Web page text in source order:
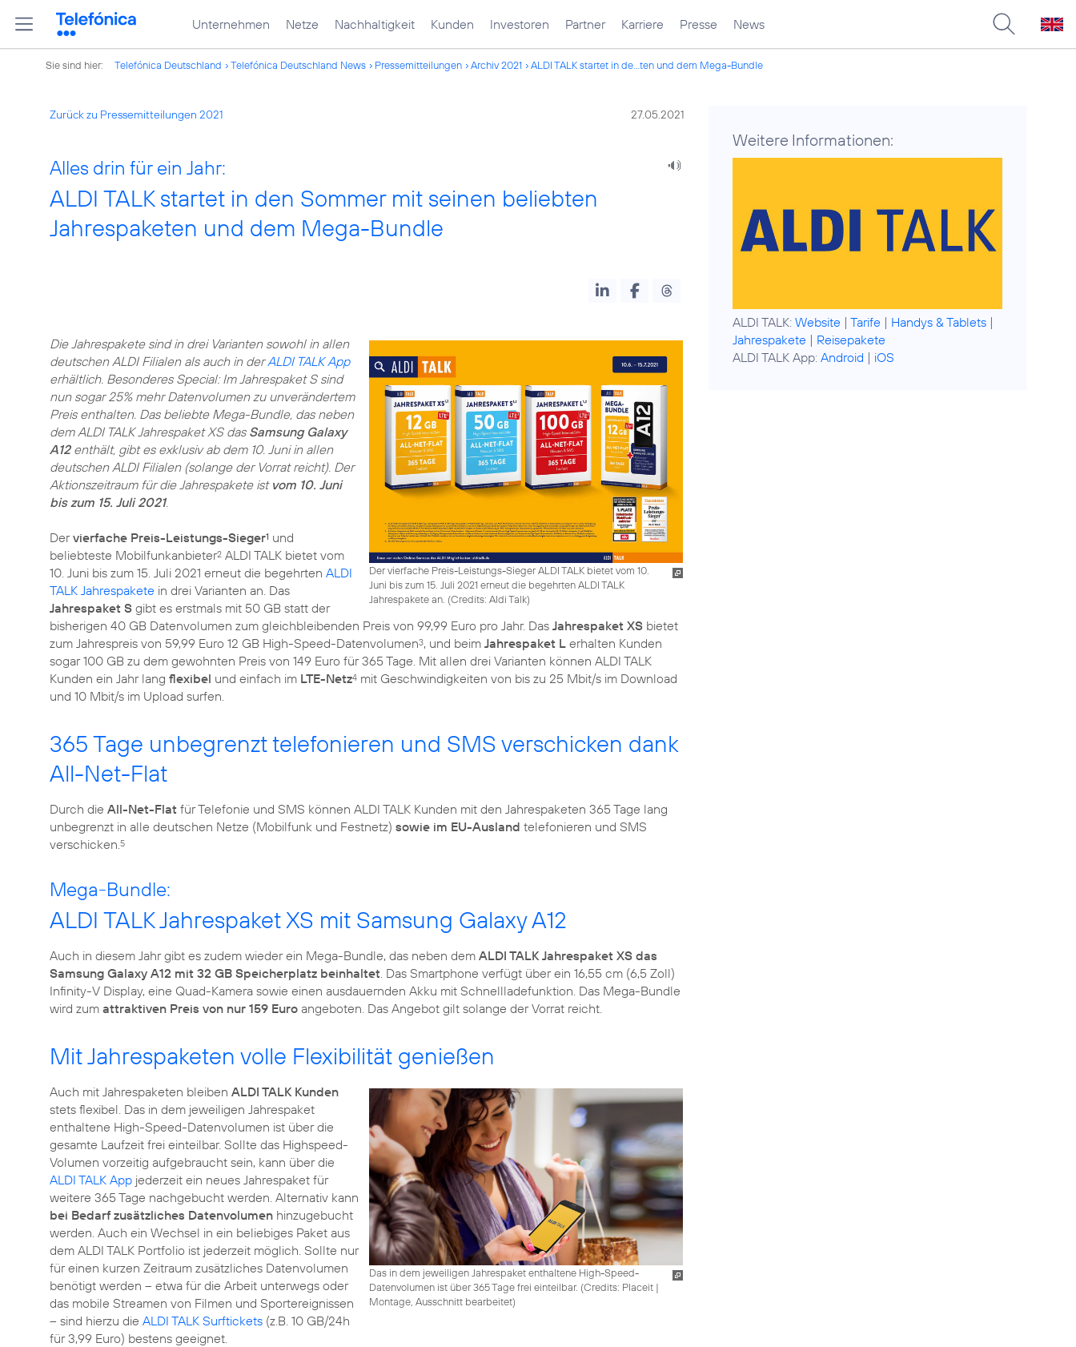
Unternehmen Netze Nachhaltigkeit Kunden Investoren Partner Karriere Presse News
Sie sind hier: Telefónica Deutschland Telefónica Deutschland News Pressemitteilungen Archiv 2021 ALDI TALK startet in de...ten und dem Mega-Bundle
Zurück zu Pressemitteilungen 2021 27.05.2021
Alles drin für ein Jahr:
ALDI TALK startet in den Sommer mit seinen beliebten
Jahrespaketen und dem Mega-Bundle
Der vierfache Preis-Leistungs-Sieger ALDI TALK bietet vom 10.
Juni bis zum 15. Juli 2021 erneut die begehrten ALDI TALK
Jahrespakete an. (Credits: Aldi Talk)
Die Jahrespakete sind in drei Varianten sowohl in allen
deutschen ALDI Filialen als auch in derALDI TALK App
erhältlich. Besonderes Special: Im Jahrespaket S sind
nun sogar 25% mehr Datenvolumen zu unverändertem
Preis enthalten. Das beliebte Mega-Bundle, das neben
dem ALDI TALK Jahrespaket XS das Samsung Galaxy
A12enthält, gibt es exklusiv ab dem 10. Juni in allen
deutschen ALDI Filialen (solange der Vorrat reicht). Der
Aktionszeitraum für die Jahrespakete ist vom 10. Juni
bis zum 15. Juli 2021.
Dervierfache Preis-Leistungs-Sieger1 und
beliebteste Mobilfunkanbieter2 ALDI TALK bietet vom
10. Juni bis zum 15. Juli 2021 erneut die begehrten ALDI
TALK Jahrespakete in drei Varianten an. Das
Jahrespaket S gibt es erstmals mit 50 GB statt der
bisherigen 40 GB Datenvolumen zum gleichbleibenden Preis von 99,99 Euro pro Jahr. Das Jahrespaket XS bietet
zum Jahrespreis von 59,99 Euro 12 GB High-Speed-Datenvolumen3, und beim Jahrespaket L erhalten Kunden
sogar 100 GB zu dem gewohnten Preis von 149 Euro für 365 Tage. Mit allen drei Varianten können ALDI TALK
Kunden ein Jahr lang flexibel und einfach im LTE-Netz4 mit Geschwindigkeiten von bis zu 25 Mbit/s im Download
und 10 Mbit/s im Upload surfen.
365 Tage unbegrenzt telefonieren und SMS verschicken dank
All-Net-Flat
Durch die All-Net-Flat für Telefonie und SMS können ALDI TALK Kunden mit den Jahrespaketen 365 Tage lang
unbegrenzt in alle deutschen Netze (Mobilfunk und Festnetz) sowie im EU-Ausland telefonieren und SMS
verschicken.5
Mega-Bundle:
ALDI TALK Jahrespaket XS mit Samsung Galaxy A12
Auch in diesem Jahr gibt es zudem wieder ein Mega-Bundle, das neben dem ALDI TALK Jahrespaket XS das
Samsung Galaxy A12 mit 32 GB Speicherplatz beinhaltet. Das Smartphone verfügt über ein 16,55 cm (6,5 Zoll)
Infinity-V Display, eine Quad-Kamera sowie einen ausdauernden Akku mit Schnellladefunktion. Das Mega-Bundle
wird zum attraktiven Preis von nur 159 Euro angeboten. Das Angebot gilt solange der Vorrat reicht.
Mit Jahrespaketen volle Flexibilität genießen
Das in dem jeweiligen Jahrespaket enthaltene High-Speed-
Datenvolumen ist über 365 Tage frei einteilbar. (Credits: Placeit|
Montage, Ausschnitt bearbeitet)
Auch mit Jahrespaketen bleiben ALDI TALK Kunden
stets flexibel. Das in dem jeweiligen Jahrespaket
enthaltene High-Speed-Datenvolumen ist über die
gesamte Laufzeit frei einteilbar. Sollte das Highspeed-
Volumen vorzeitig aufgebraucht sein, kann über die
ALDI TALK App jederzeit ein neues Jahrespaket für
weitere 365 Tage nachgebucht werden. Alternativ kann
bei Bedarf zusätzliches Datenvolumen hinzugebucht
werden. Auch ein Wechsel in ein beliebiges Paket aus
dem ALDI TALK Portfolio ist jederzeit möglich. Sollte nur
für einen kurzen Zeitraum zusätzliches Datenvolumen
benötigt werden – etwa für die Arbeit unterwegs oder
das mobile Streamen von Filmen und Sportereignissen
– sind hierzu die ALDI TALK Surftickets (z.B. 10 GB/24h
für 3,99 Euro) bestens geeignet.
Weitere Informationen:
ALDI TALK:Website |Tarife | Handys & Tablets |
Jahrespakete | Reisepakete
ALDI TALK App:Android | iOS